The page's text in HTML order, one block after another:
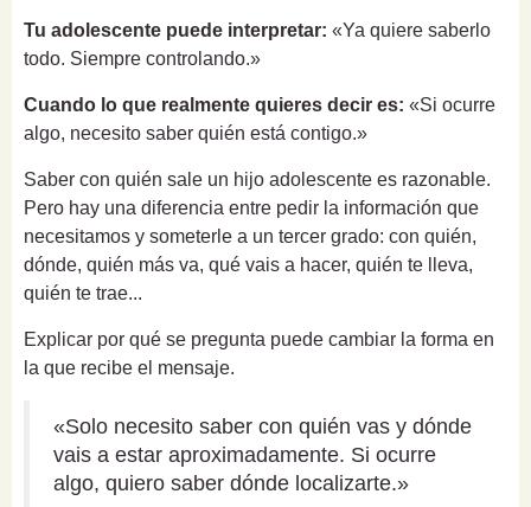
Tu adolescente puede interpretar: «Ya quiere saberlo
todo. Siempre controlando.»
Cuando lo que realmente quieres decir es: «Si ocurre
algo, necesito saber quién está contigo.»
Saber con quién sale un hijo adolescente es razonable.
Pero hay una diferencia entre pedir la información que
necesitamos y someterle a un tercer grado: con quién,
dónde, quién más va, qué vais a hacer, quién te lleva,
quién te trae...
Explicar por qué se pregunta puede cambiar la forma en
la que recibe el mensaje.
«Solo necesito saber con quién vas y dónde
vais a estar aproximadamente. Si ocurre
algo, quiero saber dónde localizarte.»